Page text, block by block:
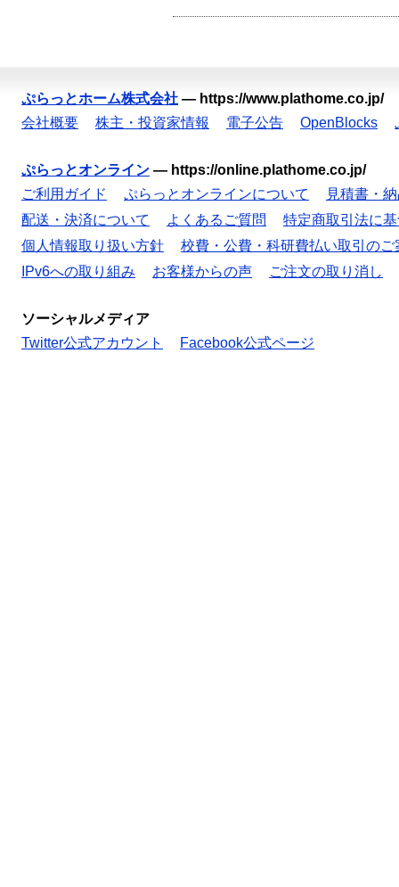
ぷらっとホーム株式会社 — https://www.plathome.co.jp/
会社概要
株主・投資家情報 電子公告 OpenBlocks
ぷらっとオンライン — https://online.plathome.co.jp/
ご利用ガイド
ぷらっとオンラインについて
見積書・
配送・決済について
よくあるご質問
特定商取引法に
個人情報取り扱い方針
校費・公費・科研費払い取引のご
IPv6への取り組み
お客様からの声 ご注文の取り消し
ソーシャルメディア
Twitter公式アカウント
Facebook公式ページ